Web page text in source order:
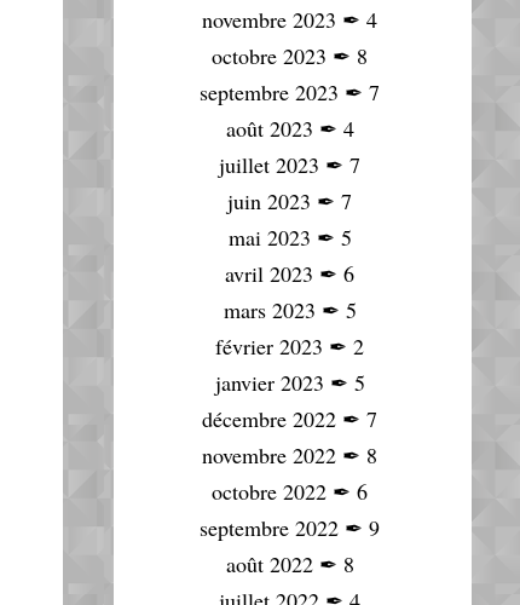
novembre 2023 ✒ 4
octobre 2023 ✒ 8
septembre 2023 ✒ 7
août 2023 ✒ 4
juillet 2023 ✒ 7
juin 2023 ✒ 7
mai 2023 ✒ 5
avril 2023 ✒ 6
mars 2023 ✒ 5
février 2023 ✒ 2
janvier 2023 ✒ 5
décembre 2022 ✒ 7
novembre 2022 ✒ 8
octobre 2022 ✒ 6
septembre 2022 ✒ 9
août 2022✒ 8